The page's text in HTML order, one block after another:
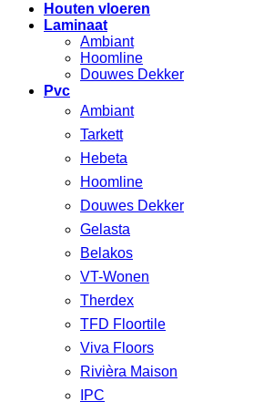
Houten vloeren
Laminaat
Ambiant
Hoomline
Douwes Dekker
Pvc
Ambiant
Tarkett
Hebeta
Hoomline
Douwes Dekker
Gelasta
Belakos
VT-Wonen
Therdex
TFD Floortile
Viva Floors
Rivièra Maison
IPC